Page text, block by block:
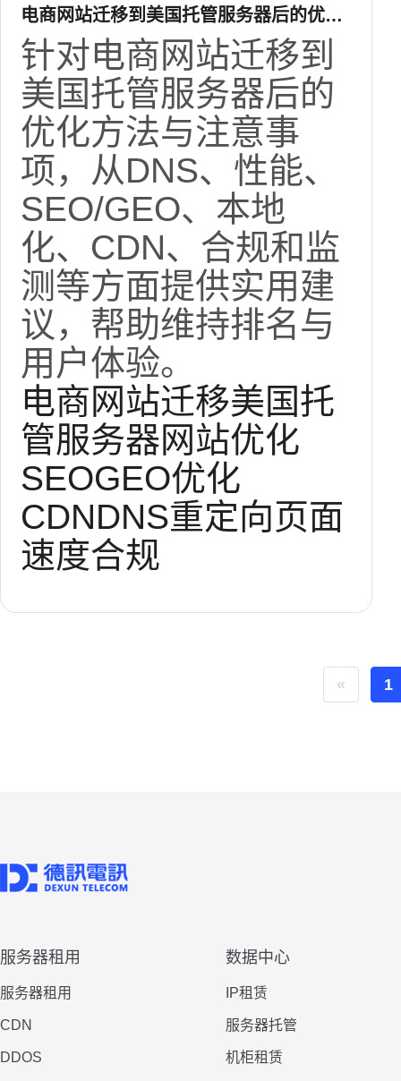
电商网站迁移到美国托管服务器后的优化
方法与注意事项
针对电商网站迁移到
美国托管服务器后的
优化方法与注意事
项，从DNS、性能、
SEO/GEO、本地
化、CDN、合规和监
测等方面提供实用建
议，帮助维持排名与
用户体验。
电商网站迁移美国托
管服务器网站优化
SEOGEO优化
CDNDNS重定向页面
速度合规
« 1
服务器租用
服务器租用
CDN
DDOS
数据中心
IP租赁
服务器托管
机柜租赁